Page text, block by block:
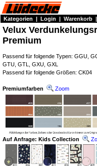
Kategorien | Login | Warenkorb |
Velux
Premium
Passend für folgende Typen: GGU,
GTU, GTL, GXU, GXL
Passend für folgende Größen: CK04
Premiumfarben Zoom
Auf Anfrage: Kids Collection